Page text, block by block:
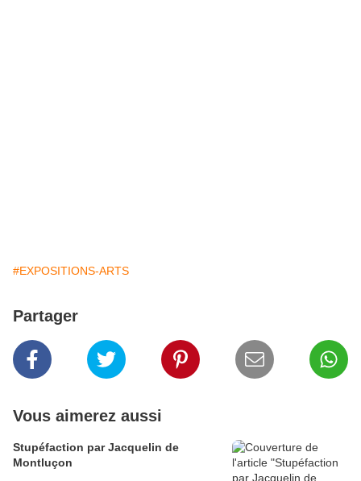
#EXPOSITIONS-ARTS
Partager
Vous aimerez aussi
Stupéfaction par Jacquelin de
Montluçon